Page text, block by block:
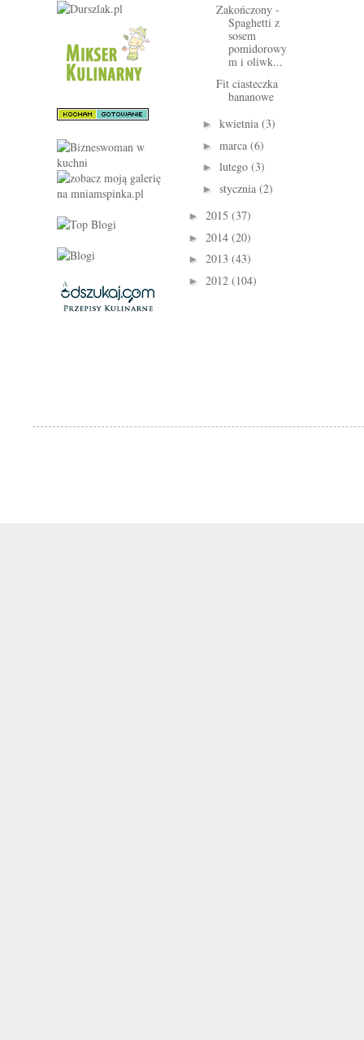
Zakończony -
Spaghetti z
sosem
pomidorowy
m i oliwk...
Fit ciasteczka
bananowe
► kwietnia (3)
► marca (6)
► lutego (3)
► stycznia (2)
► 2015 (37)
► 2014 (20)
► 2013 (43)
► 2012 (104)